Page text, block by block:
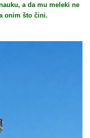
a da mu meleki ne
onim što čini.